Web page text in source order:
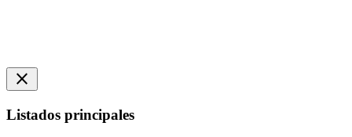
close
Listados principales